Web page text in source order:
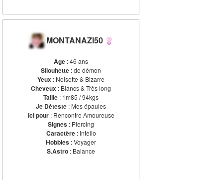
MONTANAZI50
Age : 46 ans
Silouhette : de démon
Yeux : Noisette & Bizarre
Cheveux : Blancs & Très long
Taille : 1m85 / 94kgs
Je Déteste : Mes épaules
Ici pour: Rencontre Amoureuse
Signes : Piercing
Caractère: Intello
Hobbies : Voyager
S.Astro : Balance